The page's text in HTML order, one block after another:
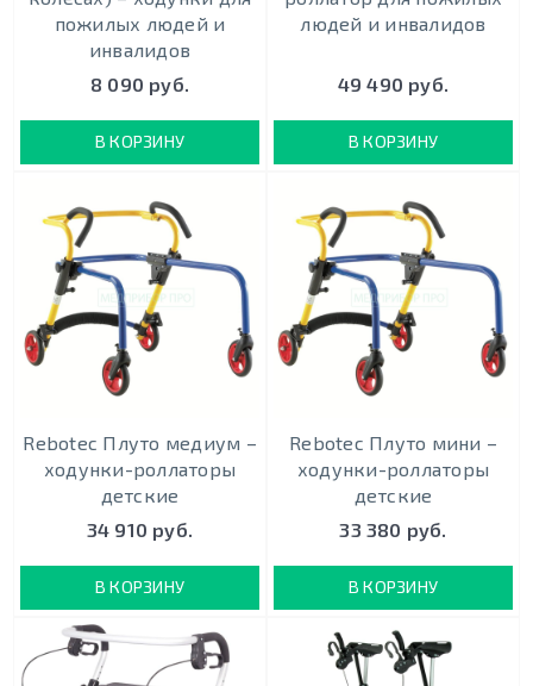
пожилых людей и
инвалидов
8 090 руб.
В КОРЗИНУ
людей и инвалидов
49 490 руб.
В КОРЗИНУ
Rebotec Плуто медиум –
ходунки-роллаторы
детские
34 910 руб.
В КОРЗИНУ
Rebotec Плуто мини –
ходунки-роллаторы
детские
33 380 руб.
В КОРЗИНУ